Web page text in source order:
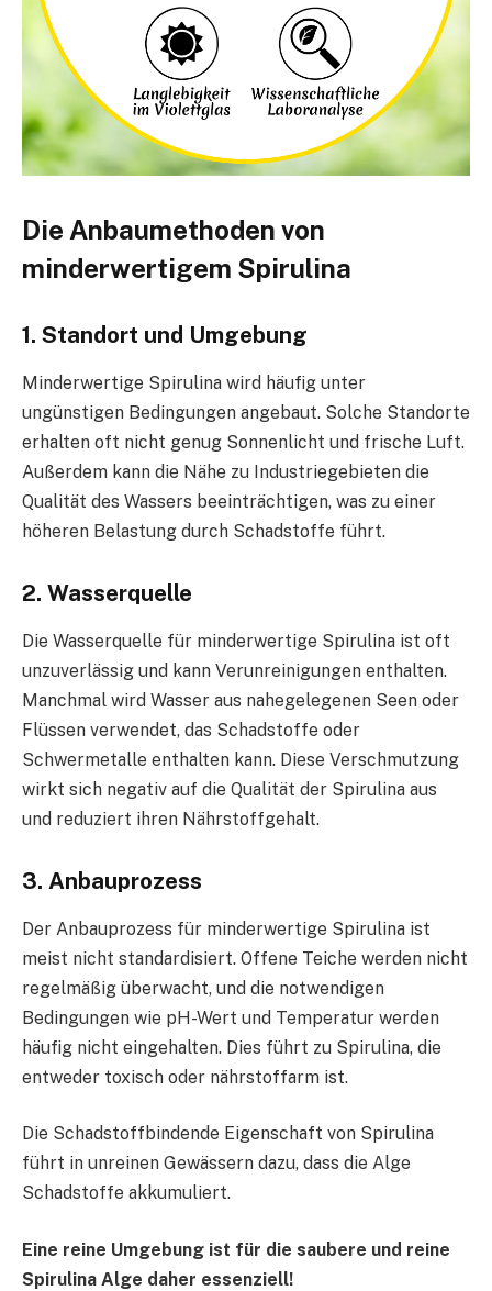
Die Anbaumethoden von
minderwertigem Spirulina
1. Standort und Umgebung
Minderwertige Spirulina wird häufig unter
ungünstigen Bedingungen angebaut. Solche Standorte
erhalten oft nicht genug Sonnenlicht und frische Luft.
Außerdem kann die Nähe zu Industriegebieten die
Qualität des Wassers beeinträchtigen, was zu einer
höheren Belastung durch Schadstoffe führt.
2. Wasserquelle
Die Wasserquelle für minderwertige Spirulina ist oft
unzuverlässig und kann Verunreinigungen enthalten.
Manchmal wird Wasser aus nahegelegenen Seen oder
Flüssen verwendet, das Schadstoffe oder
Schwermetalle enthalten kann. Diese Verschmutzung
wirkt sich negativ auf die Qualität der Spirulina aus
und reduziert ihren Nährstoffgehalt.
3. Anbauprozess
Der Anbauprozess für minderwertige Spirulina ist
meist nicht standardisiert. Offene Teiche werden nicht
regelmäßig überwacht, und die notwendigen
Bedingungen wie pH-Wert und Temperatur werden
häufig nicht eingehalten. Dies führt zu Spirulina, die
entweder toxisch oder nährstoffarm ist.
Die Schadstoffbindende Eigenschaft von Spirulina
führt in unreinen Gewässern dazu, dass die Alge
Schadstoffe akkumuliert.
Eine reine Umgebung ist für die saubere und reine
Spirulina Alge daher essenziell!